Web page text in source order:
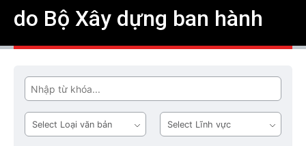
do Bộ Xây dựng ban hành
Tìm
Loại
văn
Lĩnh
vực